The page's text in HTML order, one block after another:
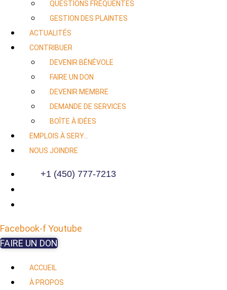
QUESTIONS FRÉQUENTES
GESTION DES PLAINTES
ACTUALITÉS
CONTRIBUER
DEVENIR BÉNÉVOLE
FAIRE UN DON
DEVENIR MEMBRE
DEMANDE DE SERVICES
BOÎTE À IDÉES
EMPLOIS À SERY…
NOUS JOINDRE
+1 (450) 777-7213
Facebook-fYoutube
FAIRE UN DON
ACCUEIL
À PROPOS